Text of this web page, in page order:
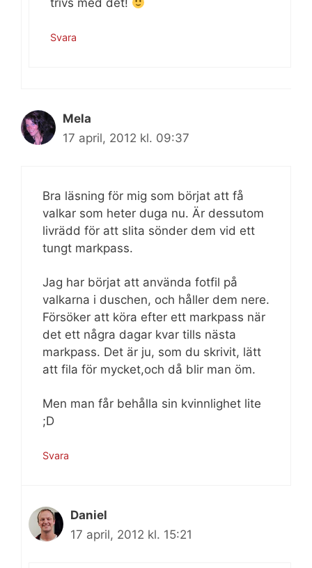
trivs med det!
Svara
Mela
17 april, 2012 kl. 09:37
Bra läsning för mig som börjat att få
valkar som heter duga nu. Är dessutom
livrädd för att slita sönder dem vid ett
tungt markpass.
Jag har börjat att använda fotfil på
valkarna i duschen, och håller dem nere.
Försöker att köra efter ett markpass när
det ett några dagar kvar tills nästa
markpass. Det är ju, som du skrivit, lätt
att fila för mycket,och då blir man öm.
Men man får behålla sin kvinnlighet lite
;D
Svara
Daniel
17 april, 2012 kl. 15:21